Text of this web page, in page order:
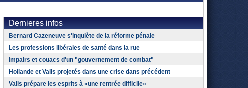
Dernieres infos
Bernard Cazeneuve s'inquiète de la réforme pénale
Les professions libérales de santé dans la rue
Impairs et couacs d'un "gouvernement de combat"
Hollande et Valls projetés dans une crise dans précédent
Valls prépare les esprits à «une rentrée difficile»